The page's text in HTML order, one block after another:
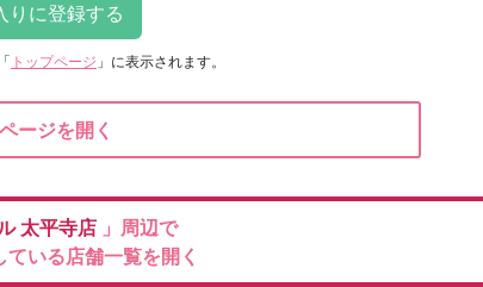
「 トップページ 」に表示されます。
ージを開く
太平寺店 」周辺で
いる店舗一覧を開く